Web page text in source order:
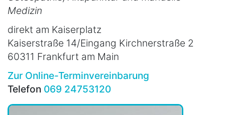
Medizin
direkt am Kaiserplatz
Kaiserstraße 14/Eingang Kirchnerstraße 2
60311 Frankfurt am Main
Zur Online-Terminvereinbarung
Telefon 069 24753120